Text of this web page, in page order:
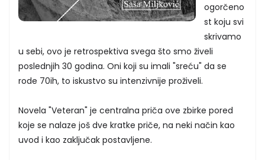
ogorčeno
st koju svi
skrivamo
u sebi, ovo je retrospektiva svega što smo živeli
poslednjih 30 godina. Oni koji su imali "sreću" da se
rode 70ih, to iskustvo su intenzivnije proživeli.
Novela "Veteran" je centralna priča ove zbirke pored
koje se nalaze još dve kratke priče, na neki način kao
uvod i kao zaključak postavljene.